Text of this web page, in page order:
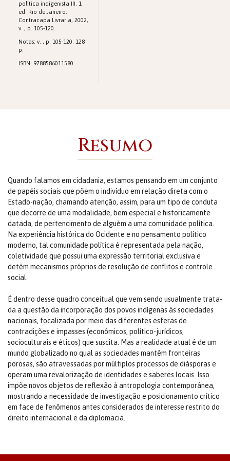
política indigenista III. 1
ed. Rio de Janeiro:
Contracapa Livraria, 2002,
v. , p. 105-120.
Notas: v. , p. 105-120. 128
p.
ISBN: 9788586011580
Resumo
Quando falamos em cidadania, estamos pensando em um conjunto
de pa­péis sociais que põem o indivíduo em relação direta com o
Estado-nação, chamando atenção, assim, para um tipo de conduta
que decorre de uma modalidade, bem especial e historicamente
datada, de per­ten­ci­mento de alguém a uma comunidade política.
Na experiência histórica do Ocidente e no pensamento político
moderno, tal comunidade política é representada pela nação,
coletividade que possui uma expressão ter­ritorial exclusiva e
detém mecanismos próprios de resolução de con­fli­tos e controle
social.
É dentro desse quadro conceitual que vem sendo usualmente tra­ta­
da a questão da incorporação dos povos indígenas às sociedades
nacio­nais, focalizada por meio das diferentes esferas de
contradições e impas­ses (econômicos, político-jurídicos,
socioculturais e éticos) que suscita. Mas a realidade atual é de um
mundo globalizado no qual as sociedades man­têm fronteiras
porosas, são atravessadas por múltiplos processos de diásporas e
operam uma revalorização de identidades e saberes locais. Isso
impõe novos objetos de reflexão à antropologia contemporânea,
mos­trando a necessidade de investigação e posicionamento crítico
em face de fenômenos antes considerados de interesse restrito do
direito inter­nacional e da diplomacia.